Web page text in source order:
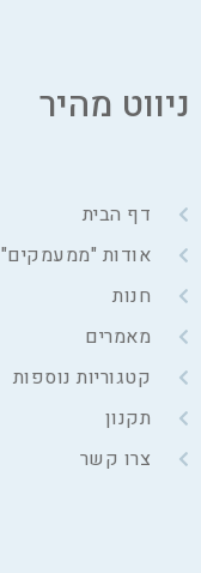
ניווט מהיר
דף הבית
אודות "ממעמקים"
חנות
מאמרים
קטגוריות נוספות
תקנון
צרו קשר